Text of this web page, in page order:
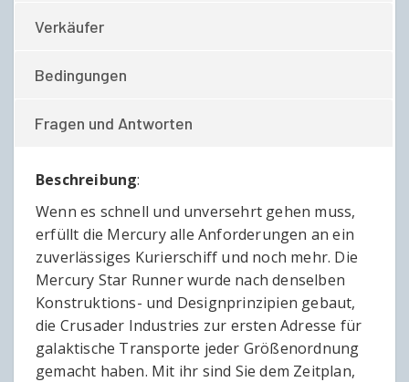
Verkäufer
Bedingungen
Fragen und Antworten
Beschreibung:
Wenn es schnell und unversehrt gehen muss,
erfüllt die Mercury alle Anforderungen an ein
zuverlässiges Kurierschiff und noch mehr. Die
Mercury Star Runner wurde nach denselben
Konstruktions- und Designprinzipien gebaut,
die Crusader Industries zur ersten Adresse für
galaktische Transporte jeder Größenordnung
gemacht haben. Mit ihr sind Sie dem Zeitplan,